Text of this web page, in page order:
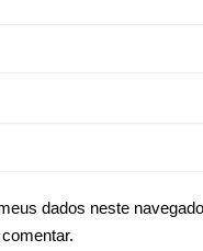
dados neste